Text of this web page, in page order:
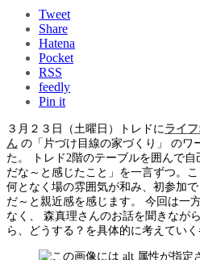
Tweet
Share
Hatena
Pocket
RSS
feedly
Pin it
３月２３日（土曜日）トレドにライ
ん の「片づけ目線の家づくり」 のワ
た。 トレド2階のテーブルを囲んで
だな～と感じたこと」を一言ずつ。
何となく場の雰囲気が和み、初参加
だ～と親近感を感じます。 今回は一
なく、 森真理さんのお話を聞きなが
ら、どうする？を具体的に考えていく